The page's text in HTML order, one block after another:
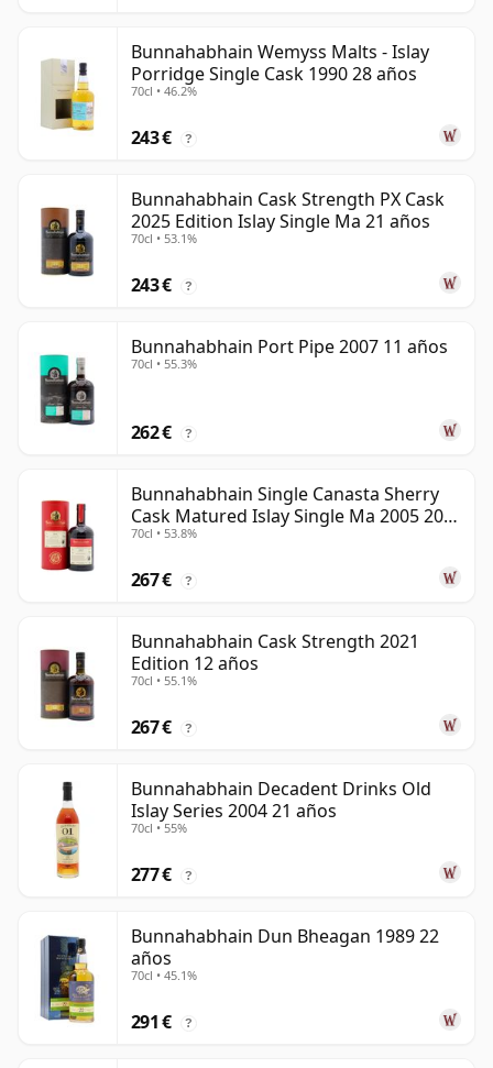
Bunnahabhain Wemyss Malts - Islay
Porridge Single Cask 1990 28 años
70cl • 46.2%
243 € ?
Bunnahabhain Cask Strength PX Cask
2025 Edition Islay Single Ma 21 años
70cl • 53.1%
243 € ?
Bunnahabhain Port Pipe 2007 11 años
70cl • 55.3%
262 € ?
Bunnahabhain Single Canasta Sherry
Cask Matured Islay Single Ma 2005 20
años
70cl • 53.8%
267 € ?
Bunnahabhain Cask Strength 2021
Edition 12 años
70cl • 55.1%
267 € ?
Bunnahabhain Decadent Drinks Old
Islay Series 2004 21 años
70cl • 55%
277 € ?
Bunnahabhain Dun Bheagan 1989 22
años
70cl • 45.1%
291 € ?